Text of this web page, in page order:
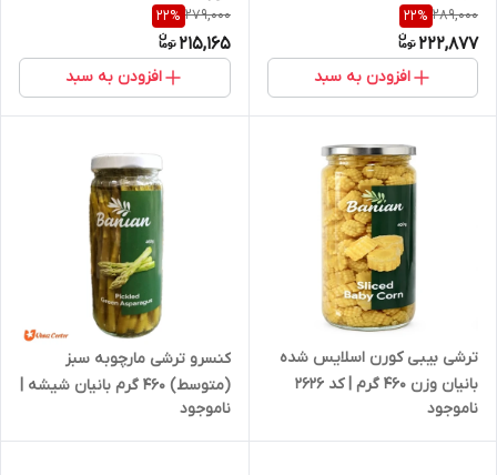
289,000
22%
222,877
افزودن به سبد
279,000
22%
215,165
افزودن به سبد
ترشی بیبی کورن اسلایس شده
بانیان وزن 460 گرم | کد 2626
ناموجود
کنسرو ترشی مارچوبه سبز
(متوسط) 460 گرم بانیان شیشه |
کد 2488
ناموجود